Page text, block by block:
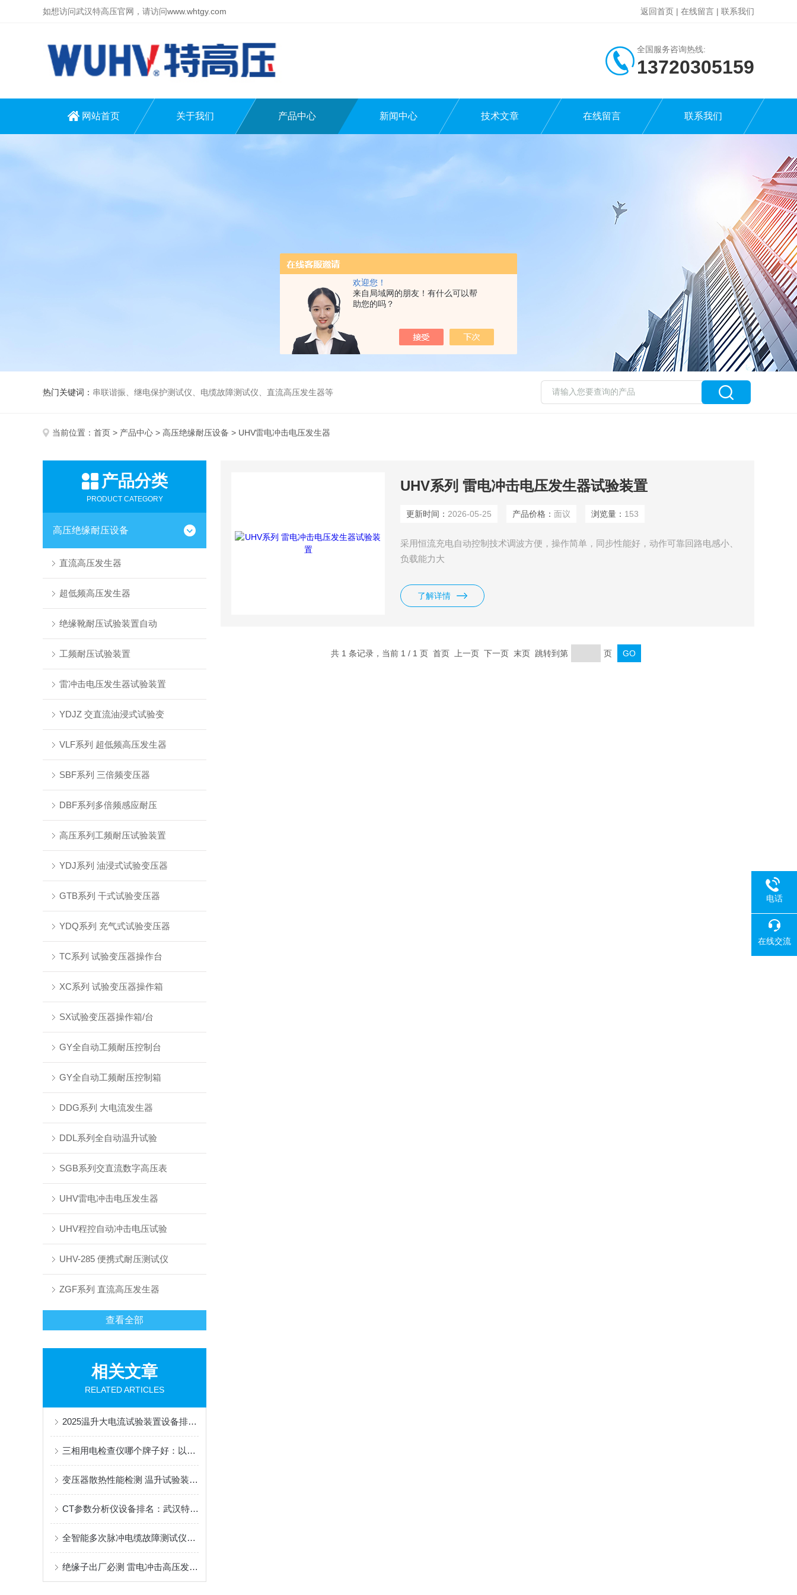
欢迎您！
来自局域网的朋友！有什么可以帮
助您的吗？
如想访问武汉特高压官网，请访问www.whtgy.com 返回首页 | 在线留言 | 联系我们
全国服务咨询热线:
13720305159
网站首页 关于我们 产品中心 新闻中心 技术文章 在线留言 联系我们
热门关键词： 串联谐振、继电保护测试仪、电缆故障测试仪、直流高压发生器等
当前位置： 首页 > 产品中心 > 高压绝缘耐压设备 > UHV雷电冲击电压发生器
产品分类
PRODUCT CATEGORY
高压绝缘耐压设备
直流高压发生器
超低频高压发生器
绝缘靴耐压试验装置自动
工频耐压试验装置
雷冲击电压发生器试验装置
YDJZ 交直流油浸式试验变
VLF系列 超低频高压发生器
SBF系列 三倍频变压器
DBF系列多倍频感应耐压
高压系列工频耐压试验装置
YDJ系列 油浸式试验变压器
GTB系列 干式试验变压器
YDQ系列 充气式试验变压器
TC系列 试验变压器操作台
XC系列 试验变压器操作箱
SX试验变压器操作箱/台
GY全自动工频耐压控制台
GY全自动工频耐压控制箱
DDG系列 大电流发生器
DDL系列全自动温升试验
SGB系列交直流数字高压表
UHV雷电冲击电压发生器
UHV程控自动冲击电压试验
UHV-285 便携式耐压测试仪
ZGF系列 直流高压发生器
查看全部
相关文章
RELATED ARTICLES
2025温升大电流试验装置设备排名聚焦，谁家更稳更省心？
三相用电检查仪哪个牌子好：以武汉特高压产品为例看核心功能集成
变压器散热性能检测 温升试验装置应用介绍
CT参数分析仪设备排名：武汉特高压参数分析仪的应用视角
全智能多次脉冲电缆故障测试仪日常维护的小秘诀
绝缘子出厂必测 雷电冲击高压发生器使用说明
UHV系列 雷电冲击电压发生器试验装置
更新时间： 2026-05-25 产品价格：面议 浏览量： 153
采用恒流充电自动控制技术调波方便，操作简单，同步性能好，动作可靠回路电感小、
负载能力大
了解详情
共 1 条记录，当前 1 / 1 页 首页 上一页 下一页 末页 跳转到第 页
电话
在线交流